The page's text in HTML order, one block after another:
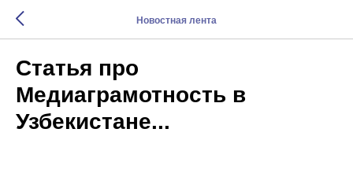
Новостная лента
Статья про
Медиаграмотность в
Узбекистане...